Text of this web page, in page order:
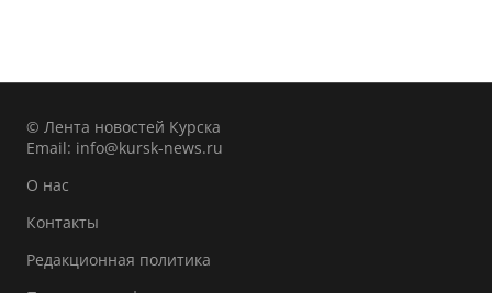
© Лента новостей Курска
Email: info@kursk-news.ru
О нас
Контакты
Редакционная политика